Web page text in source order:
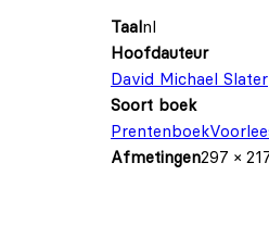
Taalnl
Hoofdauteur
David Michael Slater
Soort boek
Prentenboek
Afmetingen297 ×